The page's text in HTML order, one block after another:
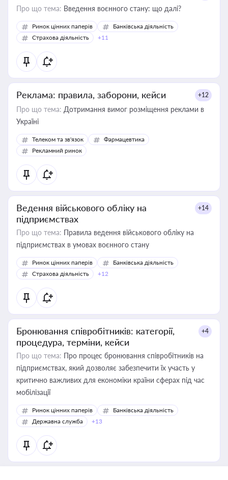
Про що тема: Введення воєнного стану: що далі?
Ринок цінних паперів
Банківська діяльність
Страхова діяльність
+11
Реклама: правила, заборони, кейси +12
Про що тема: Дотримання вимог розміщення реклами в
Україні
Телеком та зв'язок
Фармацевтика
Рекламний ринок
Ведення військового обліку на
підприємствах
+14
Про що тема: Правила ведення військового обліку на
підприємствах в умовах воєнного стану
Ринок цінних паперів
Банківська діяльність
Страхова діяльність
+12
Бронювання співробітників: категорії,
процедура, терміни, кейси
+4
Про що тема: Про процес бронювання співробітників на
підприємствах, який дозволяє забезпечити їх участь у
критично важливих для економіки країни сферах під час
мобілізації
Ринок цінних паперів
Банківська діяльність
Державна служба
+13